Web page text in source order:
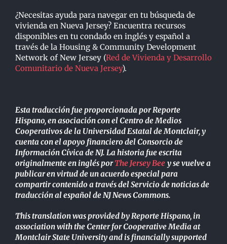
¿Necesitas ayuda para navegar en tu búsqueda de
vivienda en Nueva Jersey? Encuentra recursos
disponibles en tu condado en inglés y español a
través de la Housing & Community Development
Network of New Jersey (Red de Vivienda y Desarrollo
Comunitario de Nueva Jersey).
Esta traducción fue proporcionada por Reporte
Hispano, en asociación con el Centro de Medios
Cooperativos de la Universidad Estatal de Montclair, y
cuenta con el apoyo financiero del Consorcio de
Información Cívica de NJ. La historia fue escrita
originalmente en inglés porThe Jersey Bee y se vuelve a
publicar en virtud de un acuerdo especial para
compartir contenido a través del Servicio de noticias de
traducción al español de NJ News Commons.
This translation was provided by Reporte Hispano, in
association with the Center for Cooperative Media at
Montclair State University and is financially supported